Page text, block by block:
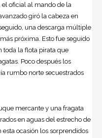
oficial al mando de la
giró la cabeza en
una descarga múltiple
próxima. Esto fue seguido
toda la flota pirata que
Poco después los
rumbo norte secuestrados
mercante y una fragata
en aguas del estrecho de
ocasión los sorprendidos